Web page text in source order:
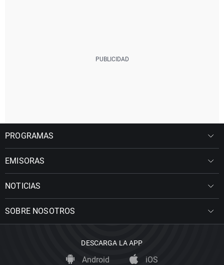
PROGRAMAS
EMISORAS
NOTICIAS
SOBRE NOSOTROS
DESCARGA LA APP
Android iOS